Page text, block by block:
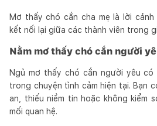
Mơ thấy chó cắn cha mẹ là lời
kết nối lại giữa các thành viên trong
Nằm mơ thấy chó cắn người
Ngủ mơ thấy chó cắn người yêu
trong chuyện tình cảm hiện tại. Bạn
an, thiếu niềm tin hoặc không kiểm
mối quan hệ.